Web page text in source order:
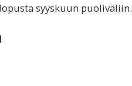
syyskuun puoliväliin.